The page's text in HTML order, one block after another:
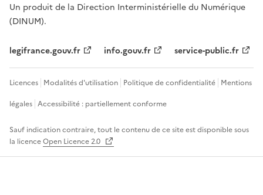
Un produit de la Direction Interministérielle du Numérique
(DINUM).
legifrance.gouv.fr info.gouv.fr service-public.fr
Licences Modalités d'utilisation Politique de confidentialité Mentions
légales Accessibilité : partiellement conforme
Sauf indication contraire, tout le contenu de ce site est disponible sous
la licenceOpen Licence 2.0